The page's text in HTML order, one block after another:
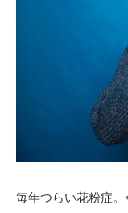
毎年つらい花粉症